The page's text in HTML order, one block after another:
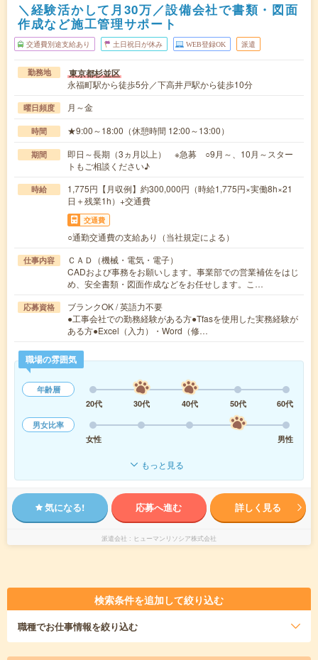
＼経験活かして月30万／設備会社で書類・図面
作成など施工管理サポート
交通費別途支給あり 土日祝日が休み WEB登録OK 派遣
勤務地 東京都杉並区
永福町駅から徒歩5分／下高井戸駅から徒歩10分
曜日頻度 月～金
時間 ★9:00～18:00（休憩時間 12:00～13:00）
期間
即日～長期（3ヵ月以上） ※急募 ○9月～、10月～スター
トもご相談ください♪
時給
1,775円【月収例】約300,000円（時給1,775円×実働8h×21
日＋残業1h）+交通費
交通費
○通勤交通費の支給あり（当社規定による）
仕事内容
ＣＡＤ（機械・電気・電子）
CADおよび事務をお願いします。事業部での営業補佐をはじ
め、安全書類・図面作成などをお任せします。こ…
応募資格
ブランクOK / 英語力不要
●工事会社での勤務経験がある方●Tfasを使用した実務経験が
ある方●Excel（入力）・Word（修…
職場の雰囲気
年齢層
20代
30代 40代 50代
60代
男女比率
女性
男性
もっと見る
気になる! 応募へ進む 詳しく見る
派遣会社 ヒューマンリソシア株式会社
検索条件を追加して絞り込む
職種でお仕事情報を絞り込む